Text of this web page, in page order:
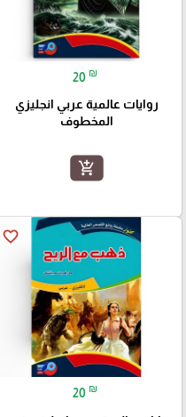
20 ₪
روايات عالمية عربي انجليزي
المخطوف
add_shopping_cart
favorite_border
20 ₪